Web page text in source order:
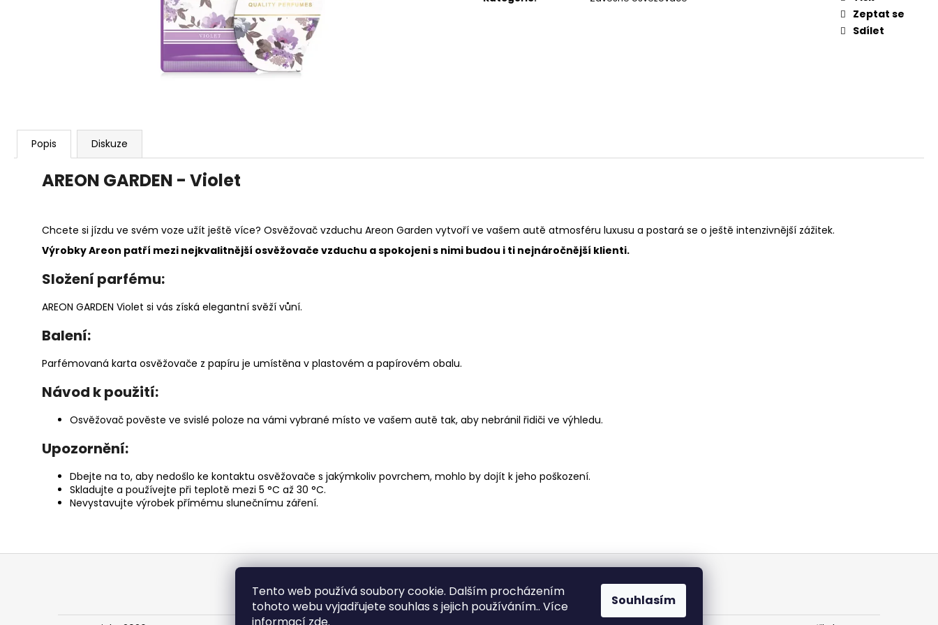
Tento web používá soubory cookie. Dalším procházením
tohoto webu vyjadřujete souhlas s jejich používáním.. Více
Souhlasím
Zeptat se
Sdílet
Popis Diskuze
AREON GARDEN - Violet
Chcete si jízdu ve svém voze užít ještě více? Osvěžovač vzduchu Areon Garden vytvoří ve vašem autě atmosféru luxusu a postará se o ještě intenzivnější zážitek.
Výrobky Areon patří mezi nejkvalitnější osvěžovače vzduchu a spokojeni s nimi budou i ti nejnáročnější klienti.
Složení parfému:
AREON GARDEN Violet si vás získá elegantní svěží vůní.
Balení:
Parfémovaná karta osvěžovače z papíru je umístěna v plastovém a papírovém obalu.
Návod k použití:
Osvěžovač pověste ve svislé poloze na vámi vybrané místo ve vašem autě tak, aby nebránil řidiči ve výhledu.
Upozornění:
Dbejte na to, aby nedošlo ke kontaktu osvěžovače s jakýmkoliv povrchem, mohlo by dojít k jeho poškození.
Skladujte a používejte při teplotě mezi 5 °C až 30 °C.
Nevystavujte výrobek přímému slunečnímu záření.
67 Kč
Z